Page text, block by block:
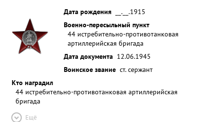
Дата рождения
__.__.1915
Военно-пересыльный пункт
44 истребительно-противотанковая
артиллерийская бригада
Дата документа 12.06.1945
Воинское звание ст. сержант
Кто наградил
44 истребительно-противотанковая артиллерийская
бригада
Ещё